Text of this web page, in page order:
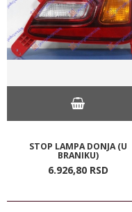
STOP LAMPA DONJA (U
BRANIKU)
6.926,80 RSD